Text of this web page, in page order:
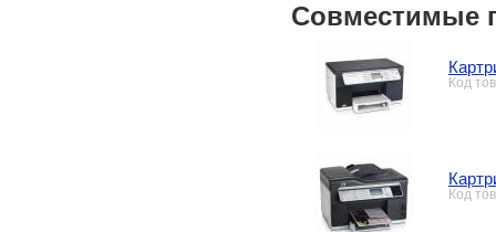
Совместимые
Код
Код